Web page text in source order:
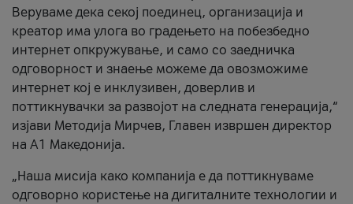
Веруваме дека секој поединец, организација и
креатор има улога во градењето на побезбедно
интернет опкружување, и само со заедничка
одговорност и знаење можеме да овозможиме
интернет кој е инклузивен, доверлив и
поттикнувачки за развојот на следната генерација,“
изјави Методија Мирчев, Главен извршен директор
на А1 Македонија.
„Наша мисија како компанија е да поттикнуваме
одговорно користење на дигиталните технологии и